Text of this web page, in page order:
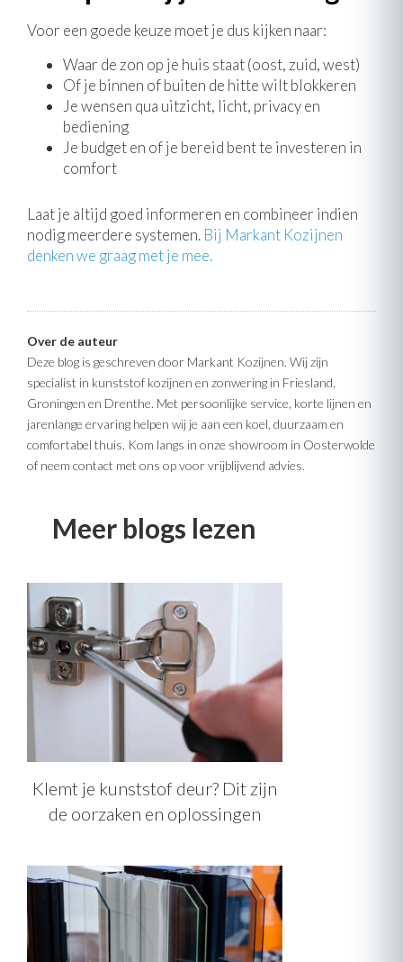
Voor een goede keuze moet je dus kijken naar:
Waar de zon op je huis staat (oost, zuid, west)
Of je binnen of buiten de hitte wilt blokkeren
Je wensen qua uitzicht, licht, privacy en
bediening
Je budget en of je bereid bent te investeren in
comfort
Laat je altijd goed informeren en combineer indien
nodig meerdere systemen. Bij Markant Kozijnen
denken we graag met je mee.
Over de auteur
Deze blog is geschreven door Markant Kozijnen. Wij zijn
specialist in kunststof kozijnen en zonwering in Friesland,
Groningen en Drenthe. Met persoonlijke service, korte lijnen en
jarenlange ervaring helpen wij je aan een koel, duurzaam en
comfortabel thuis. Kom langs in onze showroom in Oosterwolde
of neem contact met ons op voor vrijblijvend advies.
Meer blogs lezen
Klemt je kunststof deur? Dit zijn
de oorzaken en oplossingen